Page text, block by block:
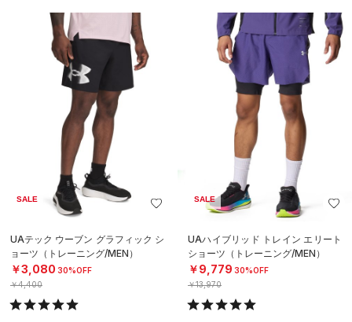
SALE
UAテック ウーブン グラフィック シ
ョーツ（トレーニング/MEN）
￥3,080 30%OFF
￥4,400
SALE
UAハイブリッド トレイン エリート
ショーツ（トレーニング/MEN）
￥9,779 30%OFF
￥13,970